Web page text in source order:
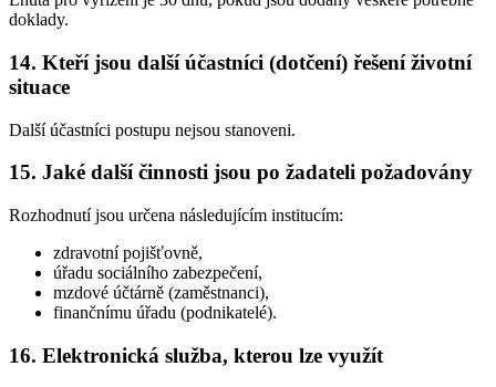
doklady.
14. Kteří jsou další účastníci (dotčení) řešení životní
situace
Další účastníci postupu nejsou stanoveni.
15. Jaké další činnosti jsou po žadateli požadovány
Rozhodnutí jsou určena následujícím institucím:
zdravotní pojišťovně,
úřadu sociálního zabezpečení,
mzdové účtárně (zaměstnanci),
finančnímu úřadu (podnikatelé).
16. Elektronická služba, kterou lze využít